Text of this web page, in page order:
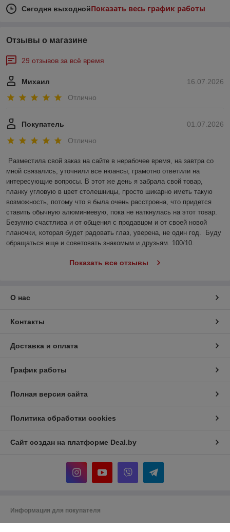
Сегодня выходнойПоказать весь график работы
Отзывы о магазине
29 отзывов за всё время
16.07.2026
Михаил
Отлично
01.07.2026
Покупатель
Отлично
Разместила свой заказ на сайте в нерабочее время, на завтра со
мной связались, уточнили все нюансы, грамотно ответили на
интересующие вопросы. В этот же день я забрала свой товар,
планку угловую в цвет столешницы, просто шикарно иметь такую
возможность, потому что я была очень расстроена, что придется
ставить обычную алюминиевую, пока не наткнулась на этот товар.
Безумно счастлива и от общения с продавцом и от своей новой
планочки, которая будет радовать глаз, уверена, не один год.  Буду
обращаться еще и советовать знакомым и друзьям. 100/10.
Показать все отзывы
О нас
Контакты
Доставка и оплата
График работы
Полная версия сайта
Политика обработки cookies
Сайт создан на платформе Deal.by
Информация для покупателя